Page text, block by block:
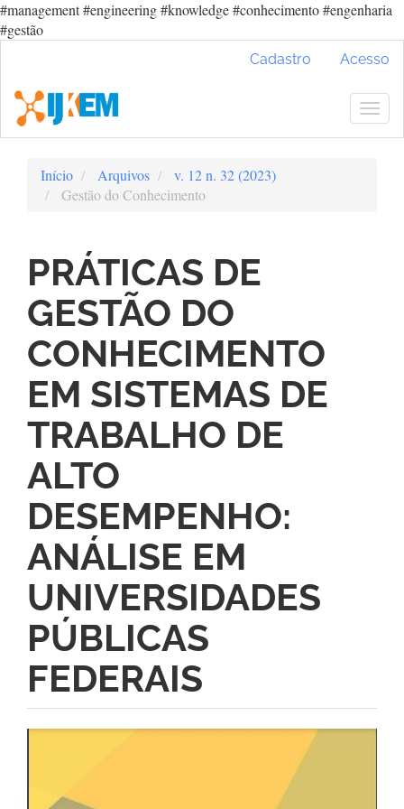
#management #engineering #knowledge #conhecimento #engenharia
#gestão
Conteúdo
principal
Barra
Cadastro Acesso
Início Arquivos
v. 12 n. 32 (2023)
Gestão do Conhecimento
PRÁTICAS DE
GESTÃO DO
CONHECIMENTO
EM SISTEMAS DE
TRABALHO DE
ALTO
DESEMPENHO:
ANÁLISE EM
UNIVERSIDADES
PÚBLICAS
FEDERAIS